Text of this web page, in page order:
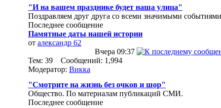
"И на вашем празднике будет наша улица"
Поздравляем друг друга со всеми значимыми
Последнее сообщение
Памятные даты нашей истории
от александр 62
Вчера 09:37
Тем: 39 Сообщений: 1,994
Модератор: Викка
"Смотрите на жизнь без очков и шор"
Общество. По материалам публикаций СМИ.
Последнее сообщение